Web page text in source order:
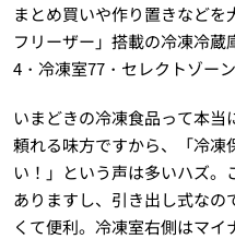
まとめ買いや作り置きなど
フリーザー」搭載の冷凍冷蔵
4・冷凍室77・セレクトゾー
いまどきの冷凍食品って本
頼れる味方ですから、「冷凍
い！」という声は多いハズ。
ありますし、引き出し式な
くて便利。冷凍室右側はマ